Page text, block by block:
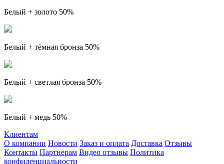
Белый + золото 50%
Белый + тёмная бронза 50%
Белый + светлая бронза 50%
Белый + медь 50%
Клиентам
О компании Новости Заказ и оплата Доставка Отзывы
Контакты Партнерам Видео отзывы Политика
конфиденциальности